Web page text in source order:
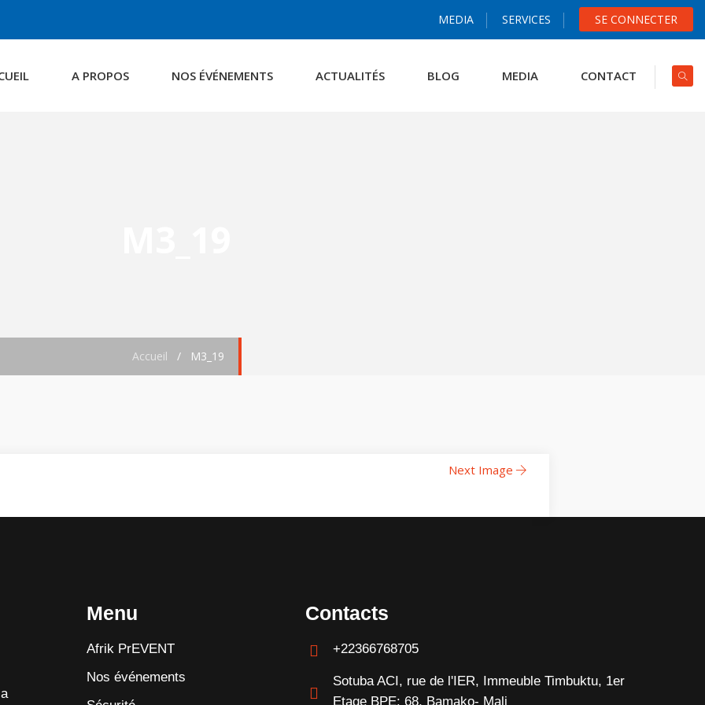
MEDIA SERVICES SE CONNECTER
A PROPOS NOS ÉVÉNEMENTS ACTUALITÉS BLOG MEDIA CONTACT
Accueil / M3_19
Next Image
Menu
Afrik PrEVENT
Nos événements
Contacts
+22366768705
Sotuba ACI, rue de l'IER, Immeuble Timbuktu, 1er
Etage BPE: 68, Bamako- Mali